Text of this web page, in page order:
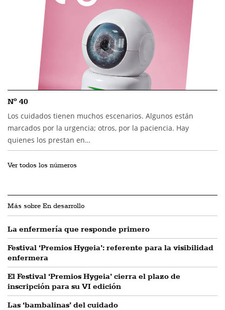
Nº 40
Los cuidados tienen muchos escenarios. Algunos están
marcados por la urgencia; otros, por la paciencia. Hay
quienes los prestan en…
Ver todos los números
Más sobre En desarrollo
La enfermería que responde primero
Festival ‘Premios Hygeia’: referente para la visibilidad
enfermera
El Festival ‘Premios Hygeia’ cierra el plazo de
inscripción para su VI edición
Las ‘bambalinas’ del cuidado